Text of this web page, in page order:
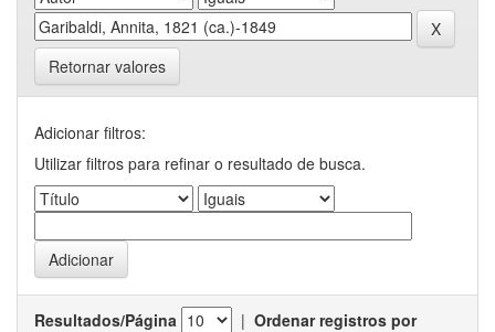
Retornar valores
Adicionar filtros:
Utilizar filtros para refinar o resultado de busca.
Resultados/Página | Ordenar registros por